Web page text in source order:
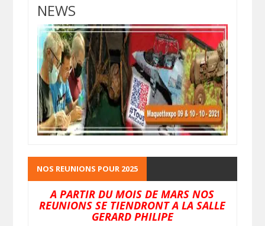
NEWS
NOS REUNIONS POUR 2025
A PARTIR DU MOIS DE MARS NOS
REUNIONS SE TIENDRONT A LA SALLE
GERARD PHILIPE